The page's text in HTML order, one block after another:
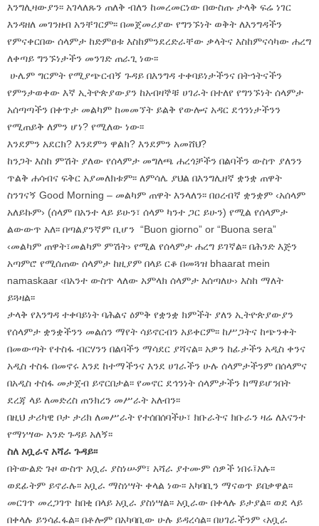
እንግሊዛውያን፡፡ አገላለጹን ጠለቅ ብለን ከመረመርነው በውስጡ ታላቅ ፍሬ ነገር
እንዳዘለ መገንዘብ አንቸገርም፡፡ በመጀመሪያው የግንኙነት ወቅት ለእንግዳችን
የምናቀርበው ሰላምታ ከድምፀቱ እስከምንደረድራቸው ቃላትና እስከምናሳካው ሐረግ
ለቀጣይ ግንኙነታችን መንገድ ጠራጊ ነው፡፡
ሁሌም ግርምት የሚያጭርብኝ ጉዳይ በእንግዳ ተቀባይነታችንና በትኅትናችን
የምንታወቀው እኛ ኢትዮጵያውያን ከአብዛኞቹ ሀገራት በተለየ የግንኙነት ሰላምታ
አሰጣጣችን በቀጥታ መልካም ከመመኘት ይልቅ የውሎና አዳር ደኅንነታችንን
የሚጠይቅ ለምን ሆነ? የሚለው ነው፡፡
እንደምን አደርክ? እንደምን ዋልክ? እንደምን አመሸህ?
ከንጋት እስከ ምሽት ያለው የሰላምታ መግለጫ ሐረጎቻችን በልባችን ውስጥ ያለንን
ጥልቅ ሐሳብና ፍቅር አያመለክቱም፡፡ ለምሳሌ ያህል በእንግሊዘኛ ቋንቋ ጠዋት
ስንገናኝ Good Morning – መልካም ጠዋት እንላለን፡፡ በዐረብኛ ቋንቋም ‹አሰላም
አለይኩም› (ሰላም በአንተ ላይ ይሁን፣ ሰላም ካንተ ጋር ይሁን) የሚል የሰላምታ
ልውውጥ አለ፡፡ በጣልያንኛም ቢሆን “Buon giorno” or “Buona sera”
‹መልካም ጠዋት፣መልካም ምሽት› የሚል የሰላምታ ሐረግ ይገኛል፡፡ በሕንድ እጅን
አጣምሮ የሚሰጠው ሰላምታ ከዚያም በላይ ርቆ በመጓዝ bhaarat mein
namaskaar ‹በአንተ ውስጥ ላለው አምላክ ሰላምታ እሰጣለሁ› እስከ ማለት
ይጓዛል፡፡
ታላቅ የእንግዳ ተቀባይነት ባሕልና ዕምቅ የቋንቋ ክምችት ያለን ኢትዮጵያውያን
የሰላምታ ቋንቋችንን መልሰን ማየት ሳይኖርብን አይቀርም፡፡ ከሥጋትና ከጭንቀት
በመውጣት የተስፋ ብርሃንን በልባችን ማሳደር ያሻናል፡፡ አዎን ከፊታችን አዲስ ቀንና
አዲስ ተስፋ በመኖሩ እንደ ከተማችንና እንደ ሀገራችን ሁሉ ሰላምታችንም በሰላምና
በአዲስ ተስፋ መታጀብ ይኖርበታል፡፡ የመኖር ደኅንነት ሰላምታችን ከማይሆንበት
ደረጃ ላይ ለመድረስ ጠንክረን መሥራት አለብን፡፡
በዚህ ታሪካዊ ቦታ ታሪክ ለመሥራት የተሰበሰባችሁ፣ ክቡራትና ክቡራን ዛሬ ለእናንተ
የማነሣው አንድ ጉዳይ አለኝ፡፡
ስለ አቧራና አሻራ ጉዳይ፡፡
በትውልድ ጉዞ ውስጥ አቧራ ያስነሡም፣ አሻራ ያተሙም ሰዎች ነበሩ፤አሉ፡፡
ወደፊትም ይኖራሉ፡፡ አቧራ ማስነሣት ቀላል ነው፡፡ አካባቢን ማናወጥ ይበቃዋል፡፡
መርገጥ መረጋገጥ ከበቂ በላይ አቧራ ያስነሣል፡፡ አቧራው በቀላሉ ይታያል፡፡ ወደ ላይ
በቀላሉ ይንሳፈፋል፡፡ በቶሎም በአካባቢው ሁሉ ይዳረሳል፡፡ በሀገራችንም ‹አቧራ